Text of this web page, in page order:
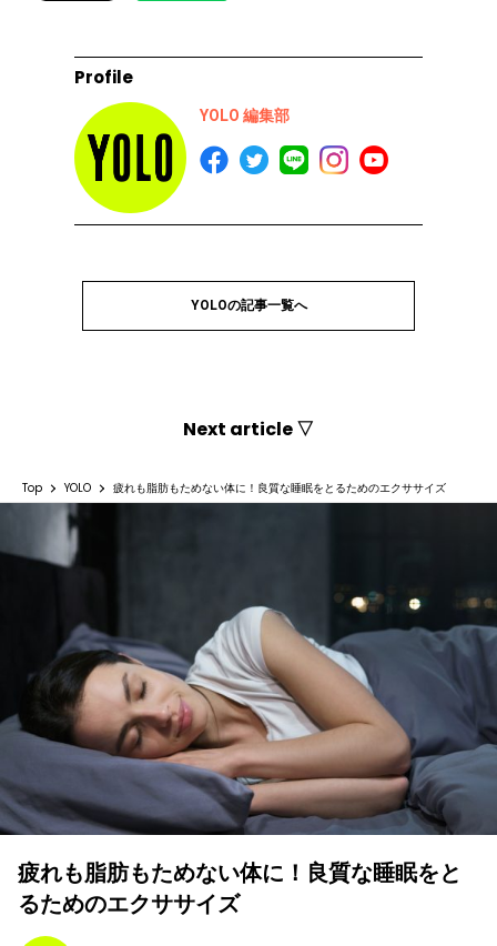
Profile
YOLO 編集部
YOLOの記事一覧へ
Next article ▽
Top YOLO 疲れも脂肪もためない体に！良質な睡眠をとるためのエクササイズ
疲れも脂肪もためない体に！良質な睡眠をと
るためのエクササイズ